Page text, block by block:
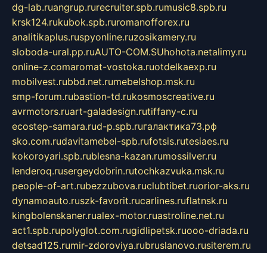
dg-lab.ruangrup.rurecruiter.spb.rumusic8.spb.ru
krsk124.rukubok.spb.ruromanofforex.ru
analitikaplus.ruspyonline.ruzosikamery.ru
sloboda-ural.pp.ruAUTO-COM.SUhohota.netalimy.ru
online-z.comaromat-vostoka.ruotdelkaexp.ru
mobilvest.rubbd.net.rumebelshop.msk.ru
smp-forum.rubastion-td.rukosmoscreative.ru
avrmotors.ruart-galadesign.rutiffany-c.ru
ecostep-samara.rud-p.spb.ruгалактика73.рф
sko.com.rudavitamebel-spb.rufotsis.rutesiaes.ru
kokoroyari.spb.rublesna-kazan.rumossilver.ru
lenderoq.rusergeydobrin.rutochkazvuka.msk.ru
people-of-art.rubezzubova.ruclubtibet.ruorior-aks.ru
dynamoauto.ruszk-favorit.rucarlines.ruflatnsk.ru
kingbolenskaner.rualex-motor.ruastroline.net.ru
act1.spb.rupolyglot.com.rugidlipetsk.ruooo-driada.ru
detsad125.rumir-zdoroviya.rubruslanovo.rusiterem.ru